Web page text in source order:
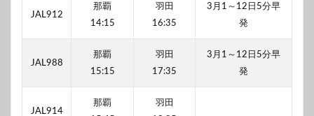
JAL912
那覇
14:15
羽田
16:35
3月1～12日5分早
発
JAL988
那覇
15:15
羽田
17:35
3月1～12日5分早
発
JAL914
那覇
羽田